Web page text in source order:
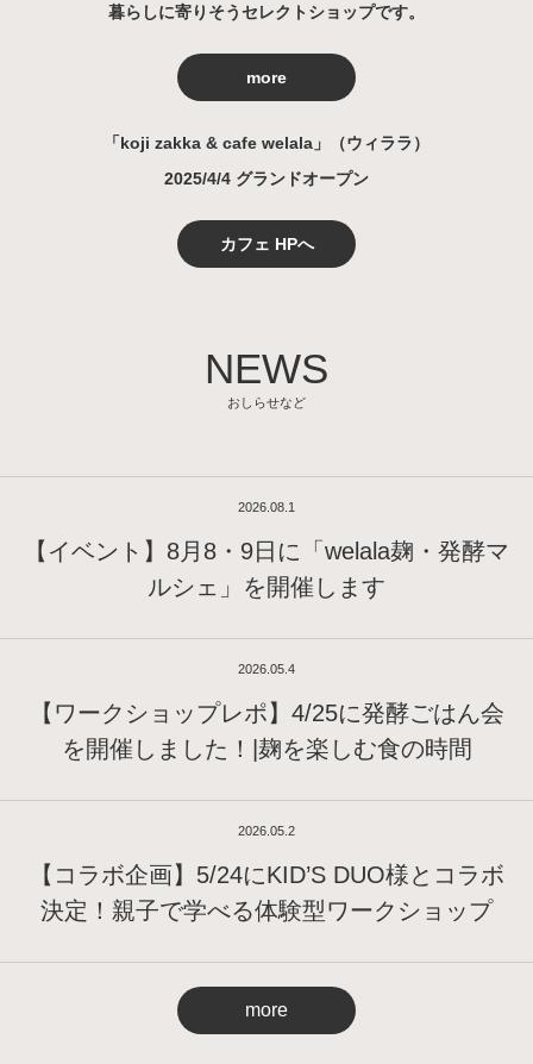
暮らしに寄りそうセレクトショップです。
more
「koji zakka & cafe welala」（ウィララ）
2025/4/4 グランドオープン
カフェ HPへ
NEWS
おしらせなど
2026.08.1
【イベント】8月8・9日に「welala麹・発酵マ
ルシェ」を開催します
2026.05.4
【ワークショップレポ】4/25に発酵ごはん会
を開催しました！|麹を楽しむ食の時間
2026.05.2
【コラボ企画】5/24にKID’S DUO様とコラボ
決定！親子で学べる体験型ワークショップ
more